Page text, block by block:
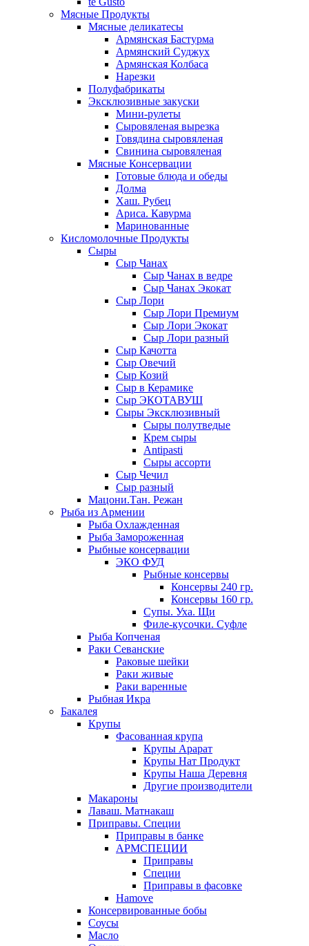
Мясные Продукты
Мясные деликатесы
Армянская Бастурма
Армянский Суджух
Армянская Колбаса
Нарезки
Полуфабрикаты
Эксклюзивные закуски
Мини-рулеты
Сыровяленая вырезка
Говядина сыровяленая
Свинина сыровяленая
Мясные Консервации
Готовые блюда и обеды
Долма
Хаш. Рубец
Ариса. Кавурма
Маринованные
Кисломолочные Продукты
Сыры
Сыр Чанах
Сыр Чанах в ведре
Сыр Чанах Экокат
Сыр Лори
Сыр Лори Премиум
Сыр Лори Экокат
Сыр Лори разный
Сыр Качотта
Сыр Овечий
Сыр Козий
Сыр в Керамике
Сыр ЭКОТАВУШ
Сыры Эксклюзивный
Сыры полутведые
Крем сыры
Antipasti
Сыры ассорти
Сыр Чечил
Сыр разный
Мацони.Тан. Режан
Рыба из Армении
Рыба Охлажденная
Рыба Замороженная
Рыбные консервации
ЭКО ФУД
Рыбные консервы
Консервы 240 гр.
Консервы 160 гр.
Супы. Уха. Щи
Филе-кусочки. Суфле
Рыба Копченая
Раки Севанские
Раковые шейки
Раки живые
Раки варенные
Рыбная Икра
Бакалея
Крупы
Фасованная крупа
Крупы Арарат
Крупы Нат Продукт
Крупы Наша Деревня
Другие производители
Макароны
Лаваш. Матнакаш
Приправы. Специи
Приправы в банке
АРМСПЕЦИИ
Приправы
Специи
Приправы в фасовке
Hamove
Консервированные бобы
Соусы
Масло